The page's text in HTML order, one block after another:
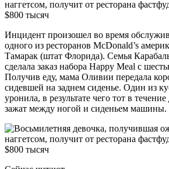
Инцидент произошел во время
одного из ресторанов McDonald’s
Тамарак (штат Флорида). Семья
сделала заказ набора Happy Meal с
Получив еду, мама Оливии передала
сидевшей на заднем сиденье. Один из
уронила, в результате чего тот в
зажат между ногой и сиденьем машины.